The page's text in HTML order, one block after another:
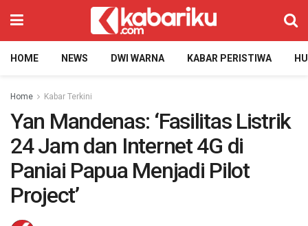
HOME NEWS DWI WARNA KABAR PERISTIWA
Home Kabar Terkini
Yan Mandenas: ‘Fasilitas Listrik
24 Jam dan Internet 4G di
Paniai Papua Menjadi Pilot
Project’